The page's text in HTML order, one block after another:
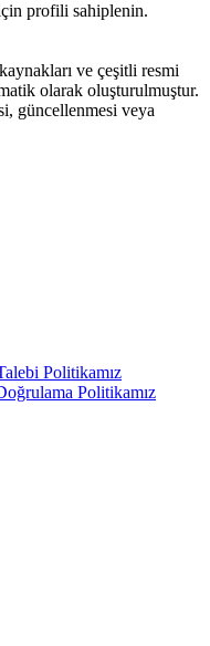
profili sahiplenin.
ve çeşitli resmi
olarak oluşturulmuştur.
güncellenmesi veya
Politikamız
Politikamız